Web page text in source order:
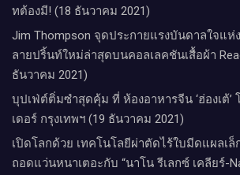
ทต้องมี! (18 ธันวาคม 2021)
Jim Thompson จุดประกายแรงบันดาลใจแห่
ลายปริ้นท์ใหม่ล่าสุดบนคอลเลคชันเสื้อผ้า
ธันวาคม 2021)
บุปเฟ่ต์ติ่มซำสุดคุ้ม ที่ ห้อง​อาหารจีน​ ‘ฮ่องเต้’
เดอร์​ กรุงเทพฯ​ (19 ธันวาคม 2021)
เปิดโลกด้วย เทคโนโลยีผ่าตัดไร้ใบมีดแผลเล็
ถอดแว่นหนาเตอะกับ “นาโน รีเลกซ์ เคลียร์-